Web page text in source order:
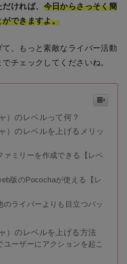
ければ、 今日からさっそく簡
できますよ。
、もっと素敵なライバー活動
チェックしてくださいね。
）のレベルって何？
）のレベルを上げるメリッ
ァミリーを作成できる【レベ
版のPocochaが使える【レ
のライバーよりも目立つバッ
）のレベルを上げる方法
ーザーにアクションを起こ